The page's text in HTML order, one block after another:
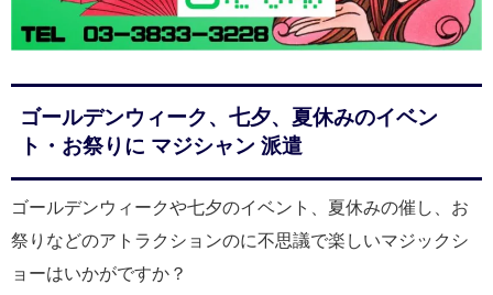
ゴールデンウィーク、七夕、夏休みのイベン
ト・お祭りに マジシャン 派遣
ゴールデンウィークや七夕のイベント、夏休みの催し、お
祭りなどのアトラクションのに不思議で楽しいマジックシ
ョーはいかがですか？